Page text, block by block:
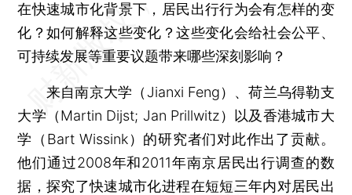
在快速城市化背景下，居民出行行为会有怎样的变
化？如何解释这些变化？这些变化会给社会公平、
可持续发展等重要议题带来哪些深刻影响？
来自南京大学（Jianxi Feng）、荷兰乌得勒支
大学（Martin Dijst; Jan Prillwitz）以及香港城市大
学（Bart Wissink）的研究者们对此作出了贡献。
他们通过2008年和2011年南京居民出行调查的数
据，探究了快速城市化进程在短短三年内对居民出